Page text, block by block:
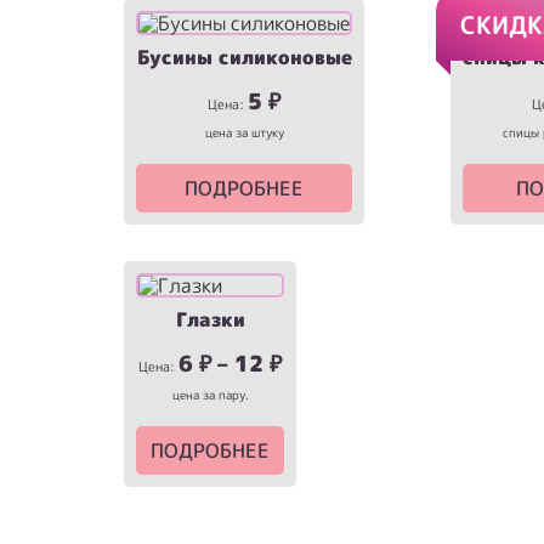
Бусины силиконовые
Цена: 5 ₽
цена за штуку
ПОДРОБНЕЕ
спицы
спицы
Глазки
Цена: 6 ₽– 12 ₽
цена за пару.
ПОДРОБНЕЕ